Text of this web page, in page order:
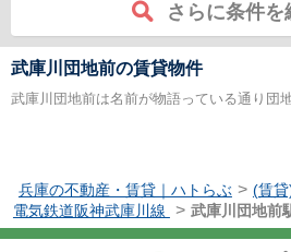
さらに条件を
武庫川団地前の賃貸物件
武庫川団地前周辺は大きなショッピングモールもありますしスーパーマーケットやホームセンター、ドラッグストアに病院もあり生活をする上で困るようなことはありません。あと温泉がわき出ているのもこの地域の特色です。電車やバスが整備されているので都心へも比較的交通アクセスが良いのでと
兵庫の不動産・賃貸｜ハトらぶ > (賃
電気鉄道阪神武庫川線
> 武庫川団地前